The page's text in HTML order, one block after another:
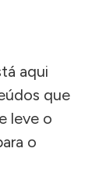
aqui
que
leve o
o